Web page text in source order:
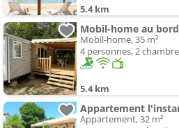
5.4 km
Mobil-home au
Mobil-home, 35 m²
4 personnes, 2
5.4 km
Appartement
Appartement, 32 m²